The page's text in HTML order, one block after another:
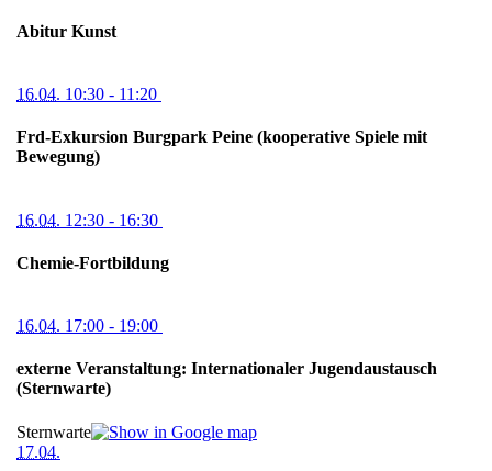
Abitur Kunst
16.04. 10:30 - 11:20
Frd-Exkursion Burgpark Peine (kooperative Spiele mit
Bewegung)
16.04. 12:30 - 16:30
Chemie-Fortbildung
16.04. 17:00 - 19:00
externe Veranstaltung: Internationaler Jugendaustausch
(Sternwarte)
Sternwarte
17.04.